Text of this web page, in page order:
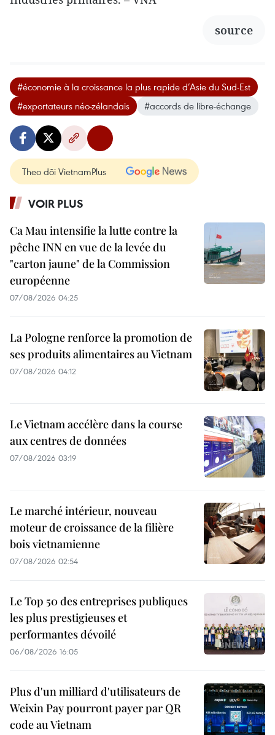
source
#économie à la croissance la plus rapide d’Asie du Sud-Est
#exportateurs néo-zélandais
#accords de libre-échange
Theo dõi VietnamPlus
VOIR PLUS
Ca Mau intensifie la lutte contre la
pêche INN en vue de la levée du
"carton jaune" de la Commission
européenne
07/08/2026 04:25
La Pologne renforce la promotion de
ses produits alimentaires au Vietnam
07/08/2026 04:12
Le Vietnam accélère dans la course
aux centres de données
07/08/2026 03:19
Le marché intérieur, nouveau
moteur de croissance de la filière
bois vietnamienne
07/08/2026 02:54
Le Top 50 des entreprises publiques
les plus prestigieuses et
performantes dévoilé
06/08/2026 16:05
Plus d'un milliard d'utilisateurs de
Weixin Pay pourront payer par QR
code au Vietnam